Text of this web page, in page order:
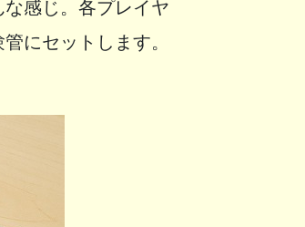
感じ。各プレイヤ
にセットします。